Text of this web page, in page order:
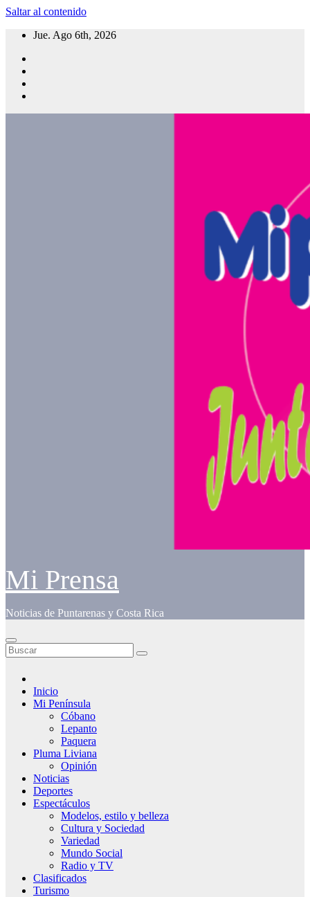
Saltar al contenido
Jue. Ago 6th, 2026
Mi Prensa
Noticias de Puntarenas y Costa Rica
Inicio
Mi Península
Cóbano
Lepanto
Paquera
Pluma Liviana
Opinión
Noticias
Deportes
Espectáculos
Modelos, estilo y belleza
Cultura y Sociedad
Variedad
Mundo Social
Radio y TV
Clasificados
Turismo